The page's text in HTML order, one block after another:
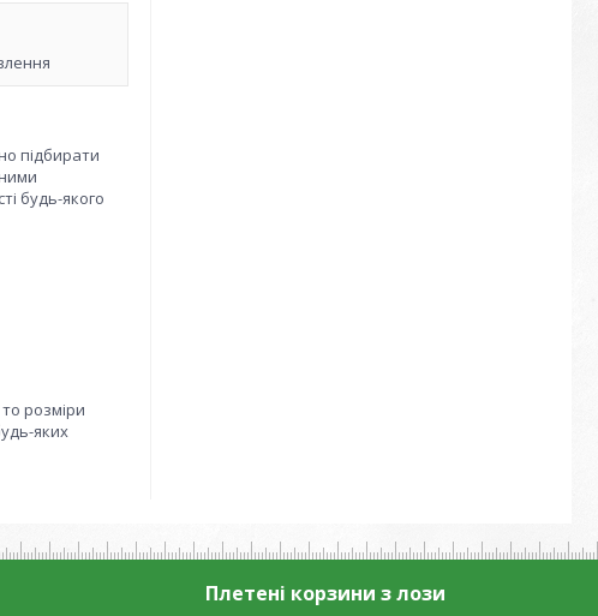
підбирати
будь-якого
розміри
яких
Плетені корзини з лози